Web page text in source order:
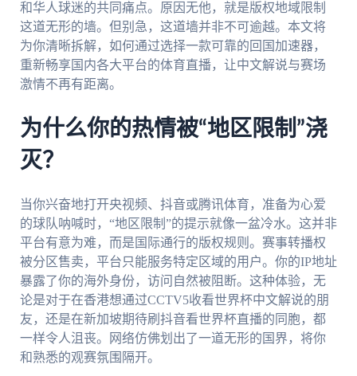
和华人球迷的共同痛点。原因无他，就是版权地域限制
这道无形的墙。但别急，这道墙并非不可逾越。本文将
为你清晰拆解，如何通过选择一款可靠的回国加速器，
重新畅享国内各大平台的体育直播，让中文解说与赛场
激情不再有距离。
为什么你的热情被“地区限制”浇
灭？
当你兴奋地打开央视频、抖音或腾讯体育，准备为心爱
的球队呐喊时，“地区限制”的提示就像一盆冷水。这并非
平台有意为难，而是国际通行的版权规则。赛事转播权
被分区售卖，平台只能服务特定区域的用户。你的IP地址
暴露了你的海外身份，访问自然被阻断。这种体验，无
论是对于在香港想通过CCTV5收看世界杯中文解说的朋
友，还是在新加坡期待刷抖音看世界杯直播的同胞，都
一样令人沮丧。网络仿佛划出了一道无形的国界，将你
和熟悉的观赛氛围隔开。